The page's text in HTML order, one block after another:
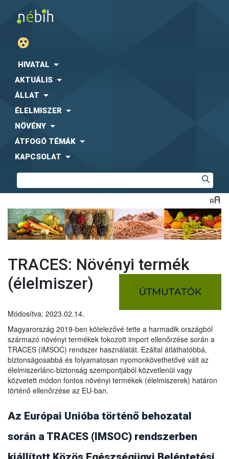
HIVATAL
AKTUÁLIS
ÁLLAT
ÉLELMISZER
NÖVÉNY
ÁTFOGÓ TÉMÁK
KAPCSOLAT
TRACES: Növényi termék
(élelmiszer)
Módosítva: 2023.02.14.
Magyarország 2019-ben kötelezővé tette a harmadik országból
származó növényi termékek fokozott import ellenőrzése során a
TRACES (IMSOC) rendszer használatát. Ezáltal átláthatóbbá,
biztonságosabbá és folyamatosan nyomonkövethetővé vált az
élelmiszerlánc-biztonság szempontjából közvetlenül vagy
közvetett módon fontos növényi termékek (élelmiszerek) határon
történő ellenőrzése az EU-ban.
Az Európai Unióba történő behozatal
során a TRACES (IMSOC) rendszerben